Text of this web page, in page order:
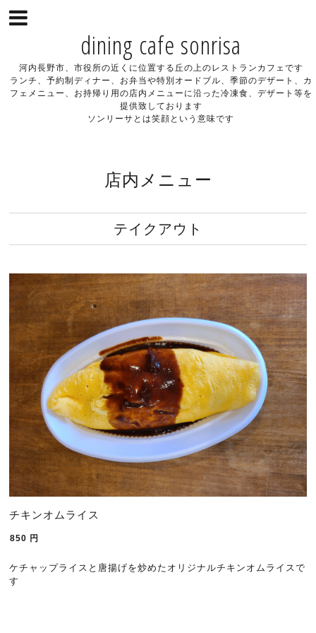
dining cafe sonrisa
河内長野市、市役所の近くに位置する丘の上のレストランカフェです
ランチ、予約制ディナー、お弁当や特別オードブル、季節のデザート、カ
フェメニュー、お持帰り用の店内メニューに沿った冷凍食、デザート等を
提供致しております
ソンリーサとは笑顔という意味です
店内メニュー
テイクアウト
チキンオムライス
850 円
ケチャップライスと唐揚げを炒めたオリジナルチキンオムライスで
す